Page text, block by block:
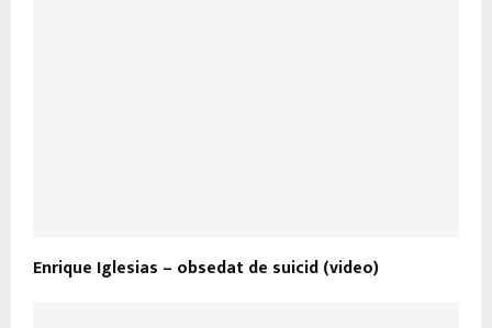
Enrique Iglesias – obsedat de suicid (video)